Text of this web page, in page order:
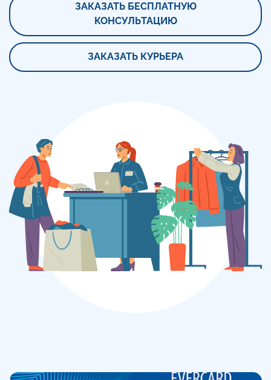
ЗАКАЗАТЬ БЕСПЛАТНУЮ
КОНСУЛЬТАЦИЮ
ЗАКАЗАТЬ КУРЬЕРА